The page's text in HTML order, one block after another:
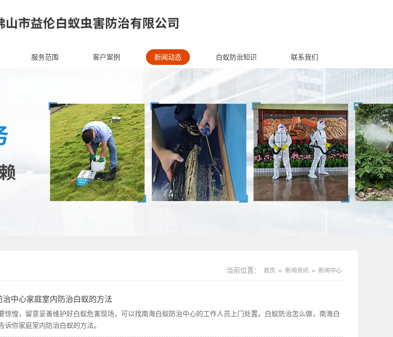
服务范围 客户案例 新闻动态 白蚁防治知识 联系我们
当前位置： 首页 » 新闻资讯 » 新闻中心
治中心家庭室内防治白蚁的方法
惊惶，留意妥善维护好白蚁危害现场，可以找南海白蚁防治中心的工作人员上门处置。白蚁防治怎么做，南海白
诉你家庭室内防治白蚁的方法。